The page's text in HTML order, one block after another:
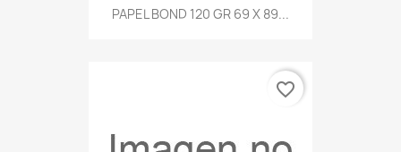
PAPEL BOND 120 GR 69 X 89...
favorite_border